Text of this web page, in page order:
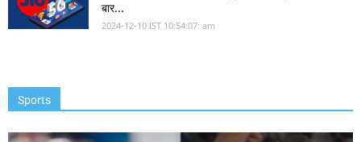
बार...
2024-12-10 IST 10:54:07: am
Sports